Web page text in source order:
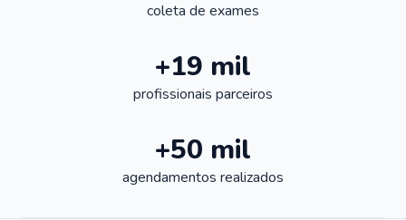
coleta de exames
+19 mil
profissionais parceiros
+50 mil
agendamentos realizados